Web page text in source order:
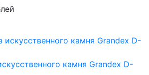
камня Grandex D-